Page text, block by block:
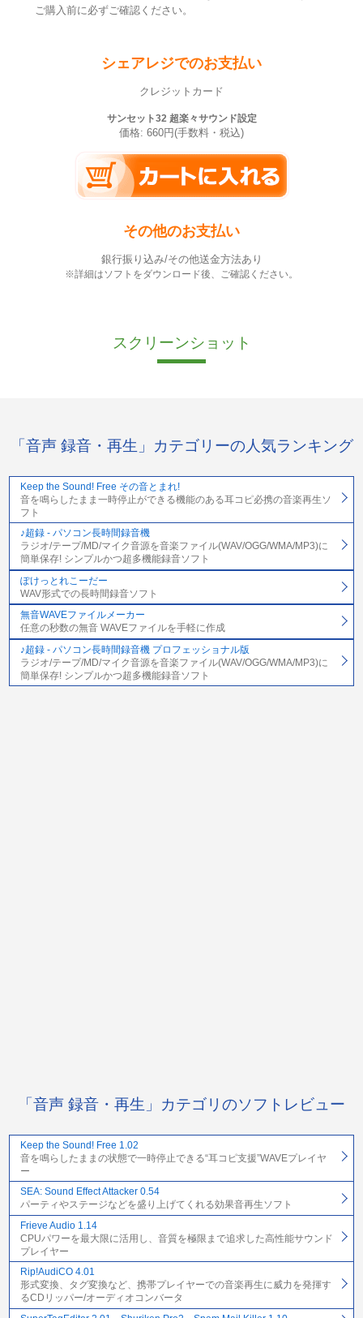
ご購入前に必ずご確認ください。
シェアレジでのお支払い
クレジットカード
サンセット32 超楽々サウンド設定
価格: 660円(手数料・税込)
その他のお支払い
銀行振り込み/その他送金方法あり
※詳細はソフトをダウンロード後、ご確認ください。
スクリーンショット
「音声 録音・再生」カテゴリーの人気ランキング
Keep the Sound! Free その音とまれ!
音を鳴らしたまま一時停止ができる機能のある耳コピ必携の音楽再生ソ
フト
♪超録 - パソコン長時間録音機
ラジオ/テープ/MD/マイク音源を音楽ファイル(WAV/OGG/WMA/MP3)に
簡単保存! シンプルかつ超多機能録音ソフト
ぽけっとれこーだー
WAV形式での長時間録音ソフト
無音WAVEファイルメーカー
任意の秒数の無音 WAVEファイルを手軽に作成
♪超録 - パソコン長時間録音機 プロフェッショナル版
ラジオ/テープ/MD/マイク音源を音楽ファイル(WAV/OGG/WMA/MP3)に
簡単保存! シンプルかつ超多機能録音ソフト
「音声 録音・再生」カテゴリのソフトレビュー
Keep the Sound! Free 1.02
音を鳴らしたままの状態で一時停止できる“耳コピ支援”WAVEプレイヤ
ー
SEA: Sound Effect Attacker 0.54
パーティやステージなどを盛り上げてくれる効果音再生ソフト
Frieve Audio 1.14
CPUパワーを最大限に活用し、音質を極限まで追求した高性能サウンド
プレイヤー
Rip!AudiCO 4.01
形式変換、タグ変換など、携帯プレイヤーでの音楽再生に威力を発揮す
るCDリッパー/オーディオコンバータ